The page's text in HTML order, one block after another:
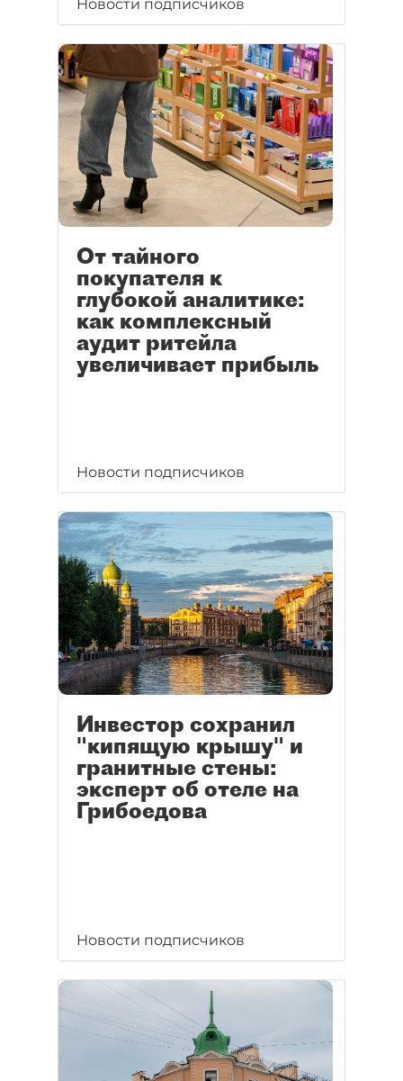
Новости подписчиков
От тайного
покупателя к
глубокой аналитике:
как комплексный
аудит ритейла
увеличивает прибыль
Новости подписчиков
Инвестор сохранил
"кипящую крышу" и
гранитные стены:
эксперт об отеле на
Грибоедова
Новости подписчиков